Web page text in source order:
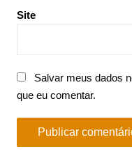
Site
Salvar meus dados
que eu comentar.